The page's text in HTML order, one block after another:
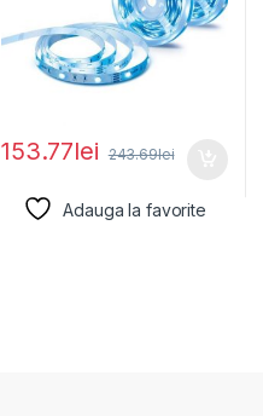
153.77lei 243.69lei
Adauga la favorite